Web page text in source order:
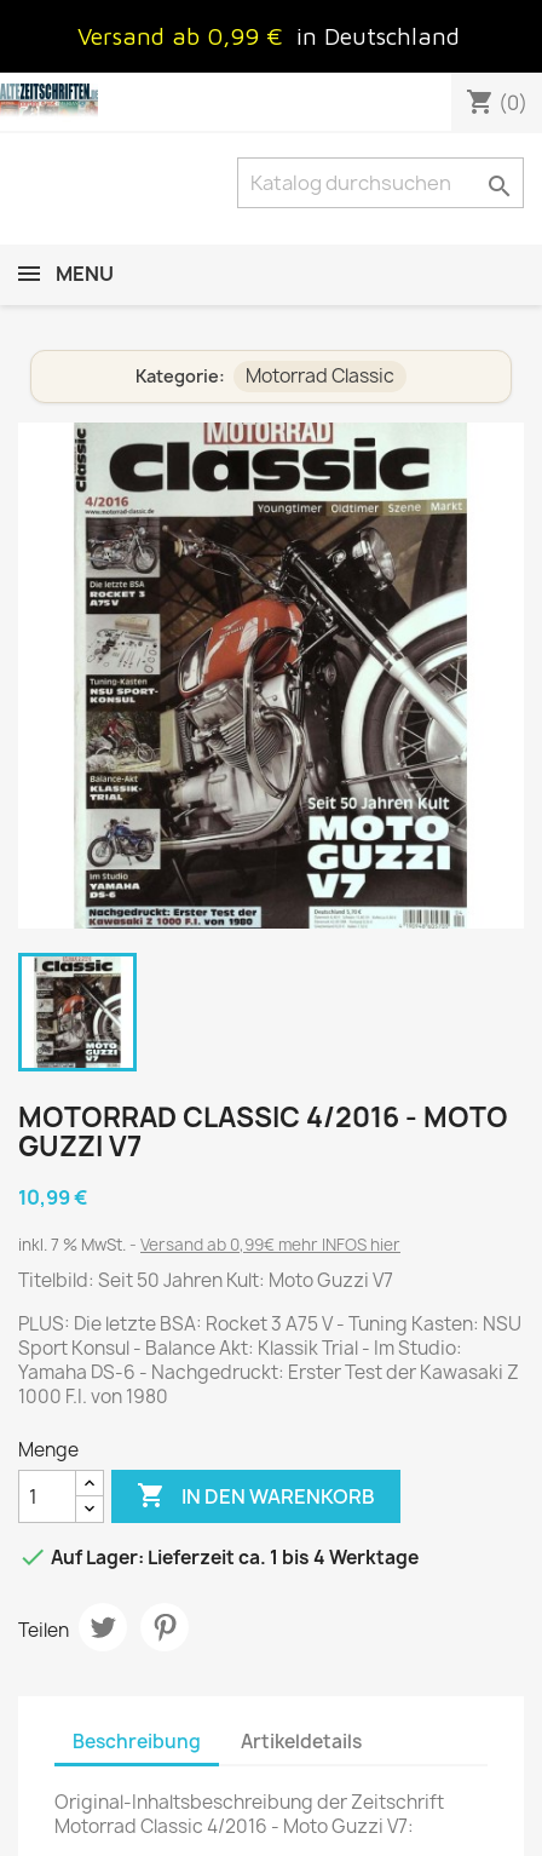
Versand ab 0,99 € in Deutschland
shopping_cart (0)

MENU
Kategorie: Motorrad Classic
MOTORRAD CLASSIC 4/2016 - MOTO
GUZZI V7
10,99 €
inkl. 7 % MwSt. Versand ab 0,99€ mehr INFOS hier
Titelbild: Seit 50 Jahren Kult: Moto Guzzi V7
PLUS: Die letzte BSA: Rocket 3 A75 V - Tuning Kasten: NSU
Sport Konsul - Balance Akt: Klassik Trial - Im Studio:
Yamaha DS-6 - Nachgedruckt: Erster Test der Kawasaki Z
1000 F.I. von 1980
Menge
 IN DEN WARENKORB
 Auf Lager: Lieferzeit ca. 1 bis 4 Werktage
Teilen
Beschreibung Artikeldetails
Original-Inhaltsbeschreibung der Zeitschrift
Motorrad Classic 4/2016 - Moto Guzzi V7: